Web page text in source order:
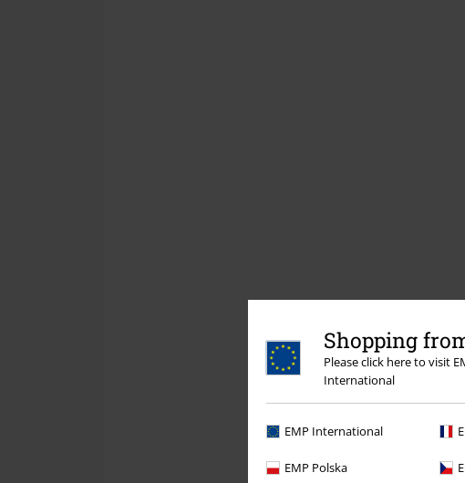
Shopping
Please click here to visit
International
EMP International
EMP Polska